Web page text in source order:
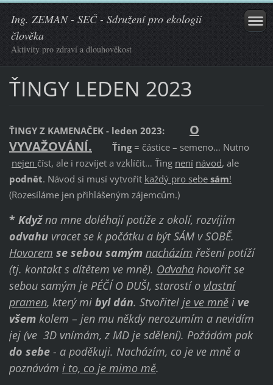
Ing. ZEMAN - SEČ - Sdružení pro ekologii
člověka
Aktivity pro zdraví a dlouhověkost
ŤINGY LEDEN 2023
ŤINGY Z KAMENAČEK - leden 2023:
O
VYVAŽOVÁNÍ.
Ťing= částice – semeno… Nutno
nejen číst, ale i rozvíjet a vzklíčit… Ťing není návod, ale
podnět. Návod si musí vytvořit každý pro sebe sám!
(Rozesíláme jen přihlášeným zájemcům.)
* Kdyžna mne doléhají potíže z okolí, rozvíjím
odvahuvracet se k počátku a být SÁM v SOBĚ.
Hovorem se sebou samým nacházím řešení potíží
(tj. kontakt s dítětem ve mně). Odvahahovořit se
sebou samým je PÉČÍ O DUŠI, starostí o vlastní
pramen, který mi byl dán. Stvořitel je ve mněi ve
všemkolem – jen mu někdy nerozumím a nevidím
jej (ve 3D vnímám, z MD je sdělení). Požádám pak
do sebe- a poděkuji. Nacházím, co je ve mně a
poznávám i to, co je mimo mě.